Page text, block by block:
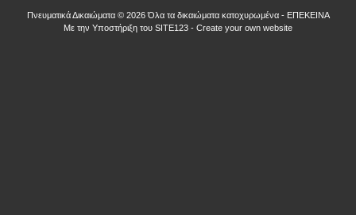
Πνευματικά Δικαιώματα © 2026 Όλα τα δικαιώματα κατοχυρωμένα - ΕΠΕΚΕΙΝΑ
Με την Υποστήριξη του SITE123 - Create your own website